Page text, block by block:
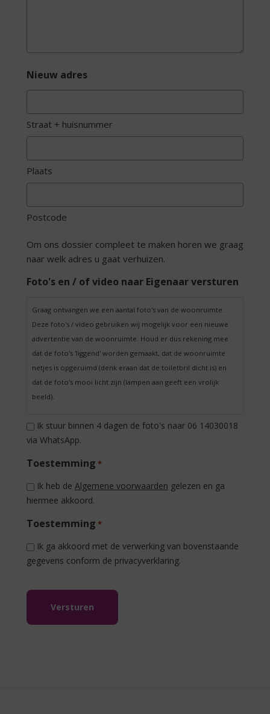
Nieuw adres
Straat + huisnummer
Plaats
Postcode
Om ons dossier compleet te maken horen we graag
naar welk adres u gaat verhuizen.
Foto's en / of video naar Eigenaar versturen
Graag ontvangen we een aantal foto's van de woonruimte.
Deze foto's / video gebruiken wij mogelijk voor een nieuwe
advertentie van de woonruimte. Houd er dus rekening mee
dat de foto's 'liggend' worden gemaakt, dat de woonruimte
netjes is opgeruimd (denk eraan dat de toiletbril dicht is) en
dat de foto's mooi licht zijn (lampen aan geeft een vrolijk
beeld).
Ik stuur binnen 4 dagen de foto's naar 06 14030018
via WhatsApp.
Toestemming *
Ik heb de Algemene voorwaarden gelezen en ga
hiermee akkoord.
Toestemming *
Ik ga akkoord met de verwerking van bovenstaande
gegevens conform de privacyverklaring.